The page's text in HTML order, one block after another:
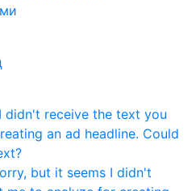
but it seems I didn't